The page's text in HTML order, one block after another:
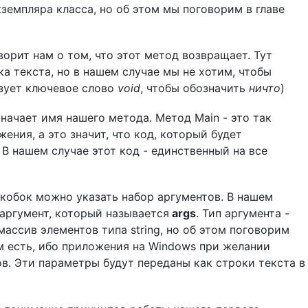
класса, но об этом мы поговорим в главе
нам о том, что этот метод возвращает. Тут
текста, но в нашем случае мы не хотим, чтобы
ключевое слово void, чтобы обозначить ничто)
имя нашего метода. Метод Main - это так
а это значит, что код, который будет
нашем случае этот код - единственный на все
можно указать набор аргументов. В нашем
который называется args. Тип аргумента -
элементов типа string, но об этом поговорим
есть, ибо приложения на Windows при желании
Эти параметры будут переданы как строки текста в